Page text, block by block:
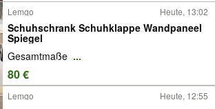
Lemgo Heute, 13:02
Schuhschrank Schuhklappe Wandpaneel
Spiegel
Gesamtmaße ...
80 €
Lemgo Heute, 12:55